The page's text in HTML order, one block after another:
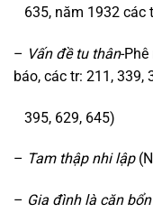
635, năm 1932 các
– Vấn đề tu thân-
báo, các tr: 211, 339,
395, 629, 645)
– Tam thập nhi lập
– Gia đình là căn